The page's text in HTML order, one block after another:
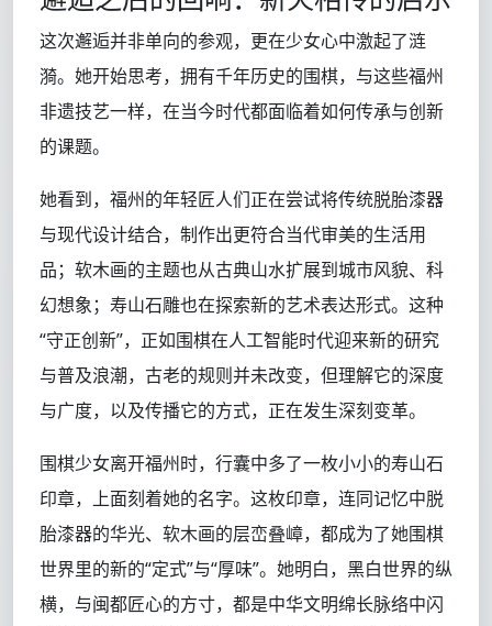
这次邂逅并非单向的参观，更在少女心中激起了涟
漪。她开始思考，拥有千年历史的围棋，与这些福州
非遗技艺一样，在当今时代都面临着如何传承与创新
的课题。
她看到，福州的年轻匠人们正在尝试将传统脱胎漆器
与现代设计结合，制作出更符合当代审美的生活用
品；软木画的主题也从古典山水扩展到城市风貌、科
幻想象；寿山石雕也在探索新的艺术表达形式。这种
“守正创新”，正如围棋在人工智能时代迎来新的研究
与普及浪潮，古老的规则并未改变，但理解它的深度
与广度，以及传播它的方式，正在发生深刻变革。
围棋少女离开福州时，行囊中多了一枚小小的寿山石
印章，上面刻着她的名字。这枚印章，连同记忆中脱
胎漆器的华光、软木画的层峦叠嶂，都成为了她围棋
世界里的新的“定式”与“厚味”。她明白，黑白世界的纵
横，与闽都匠心的方寸，都是中华文明绵长脉络中闪